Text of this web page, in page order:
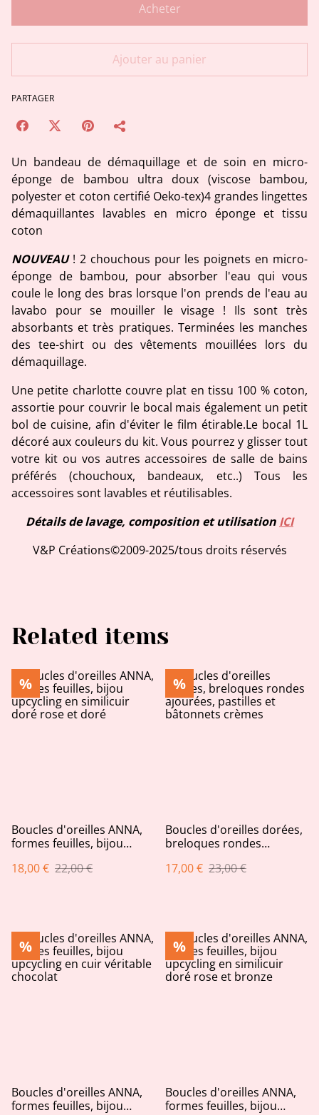
Acheter
Ajouter au panier
PARTAGER
Un bandeau de démaquillage et de soin en micro-
éponge de bambou ultra doux (viscose bambou,
polyester et coton certifié Oeko-tex)4 grandes lingettes
démaquillantes lavables en micro éponge et tissu
coton
NOUVEAU! 2 chouchous pour les poignets en micro-
éponge de bambou, pour absorber l'eau qui vous
coule le long des bras lorsque l'on prends de l'eau au
lavabo pour se mouiller le visage ! Ils sont très
absorbants et très pratiques. Terminées les manches
des tee-shirt ou des vêtements mouillées lors du
démaquillage.
Une petite charlotte couvre plat en tissu 100 % coton,
assortie pour couvrir le bocal mais également un petit
bol de cuisine, afin d'éviter le film étirable.Le bocal 1L
décoré aux couleurs du kit. Vous pourrez y glisser tout
votre kit ou vos autres accessoires de salle de bains
préférés (chouchoux, bandeaux, etc..) Tous les
accessoires sont lavables et réutilisables.
Détails de lavage, composition et utilisation ICI
V&P Créations©2009-2025/tous droits réservés
Related items
%
Boucles d'oreilles ANNA,
formes feuilles, bijou
doré rose et doré
18,00 € 22,00 €
%
Boucles d'oreilles dorées,
breloques rondes
bâtonnets crèmes
17,00 € 23,00 €
%
Boucles d'oreilles ANNA,
formes feuilles, bijou
%
Boucles d'oreilles ANNA,
formes feuilles, bijou